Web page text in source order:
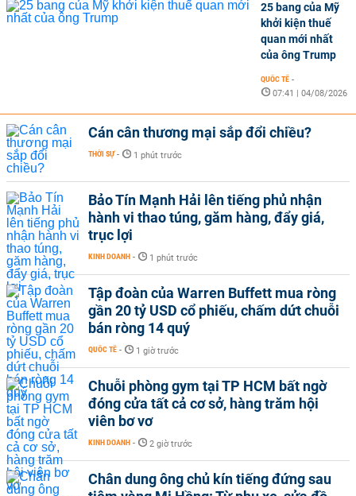
25 bang của Mỹ
khởi kiện thuế
quan mới nhất
của ông Trump
QUỐC TẾ -
07:41 | 04/08/2026
Cán cân thương mại sắp đổi chiều?
THỜI SỰ - 1 phút trước
Bảo Tín Mạnh Hải lên tiếng phủ nhận
hành vi thao túng, găm hàng, đẩy giá,
trục lợi
KINH DOANH - 1 phút trước
Tập đoàn của Warren Buffett mua ròng
gần 20 tỷ USD cổ phiếu, chấm dứt chuỗi
bán ròng 14 quý
QUỐC TẾ - 1 giờ trước
Chuỗi phòng gym tại TP HCM bất ngờ
đóng cửa tất cả cơ sở, hàng trăm hội
viên bơ vơ
KINH DOANH - 2 giờ trước
Chân dung ông chủ kín tiếng đứng sau